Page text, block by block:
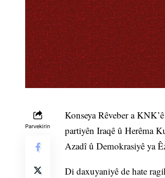
Parvekirin
Konseya Rêveber a
partiyên Iraqê û Herêma
Azadî û Demokrasiyê ya
Di daxuyaniyê de hate